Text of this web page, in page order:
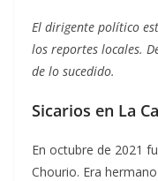
El dirigente político
los reportes locales.
de lo sucedido.
Sicarios en La
En octubre de 2021
Chourio. Era